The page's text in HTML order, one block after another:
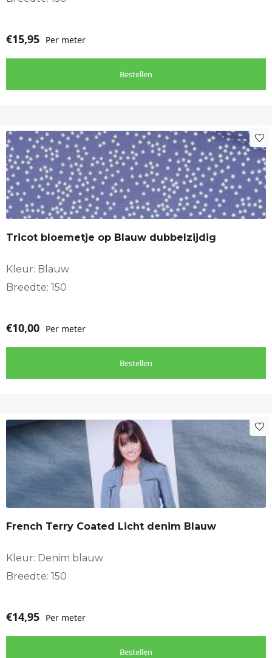
€15,95 Per meter
Bestellen
Tricot bloemetje op Blauw dubbelzijdig
Kleur: Blauw
Breedte: 150
€10,00 Per meter
Bestellen
French Terry Coated Licht denim Blauw
Kleur: Denim blauw
Breedte: 150
€14,95 Per meter
Bestellen